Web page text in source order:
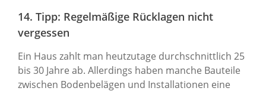
14. Tipp: Regelmäßige Rücklagen nicht
vergessen
Ein Haus zahlt man heutzutage durchschnittlich 25
bis 30 Jahre ab. Allerdings haben manche Bauteile
zwischen Bodenbelägen und Installationen eine